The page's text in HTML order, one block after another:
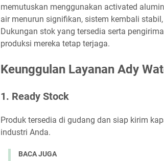
memutuskan menggunakan activated
air menurun signifikan, sistem kembali
Dukungan stok yang tersedia serta
produksi mereka tetap terjaga.
Keunggulan Layanan Ady
1. Ready Stock
Produk tersedia di gudang dan siap kirim
industri Anda.
BACA JUGA